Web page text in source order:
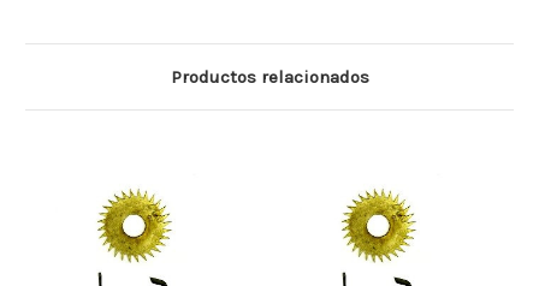
Productos relacionados